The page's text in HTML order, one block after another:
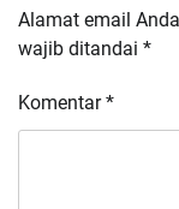
Alamat email
wajib ditandai *
Komentar*